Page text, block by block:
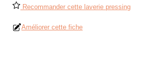
Recommander cette laverie pressing
Améliorer cette fiche